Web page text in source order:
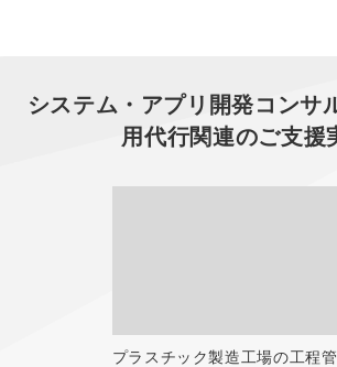
システム・アプリ開発コンサ
用代行関連のご支援
プラスチック製造工場の工程